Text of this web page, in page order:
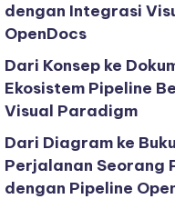
dengan Integrasi
OpenDocs
Dari Konsep ke
Ekosistem Pipeline
Visual Paradigm
Dari Diagram ke
Perjalanan Seorang
dengan Pipeline